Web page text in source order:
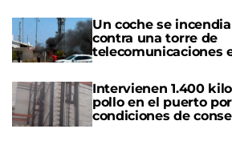
Un coche se
contra una torre de
telecomunicaciones
Intervienen 1.400
pollo en el puerto
condiciones de